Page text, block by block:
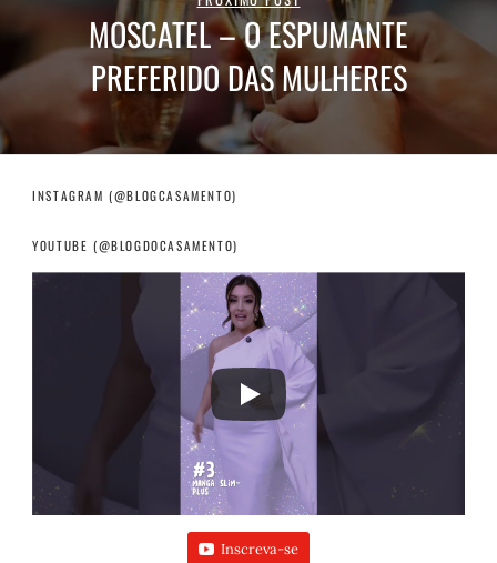
MOSCATEL – O ESPUMANTE
PREFERIDO DAS MULHERES
INSTAGRAM (@BLOGCASAMENTO)
YOUTUBE (@BLOGDOCASAMENTO)
Inscreva-se